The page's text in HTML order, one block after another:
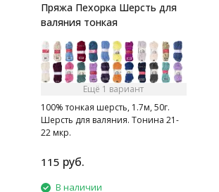
Пряжа Пехорка Шерсть для
валяния тонкая
Ещё 1 вариант
100% тонкая шерсть, 1.7м, 50г.
Шерсть для валяния. Тонина 21-
22 мкр.
115 руб.
В наличии